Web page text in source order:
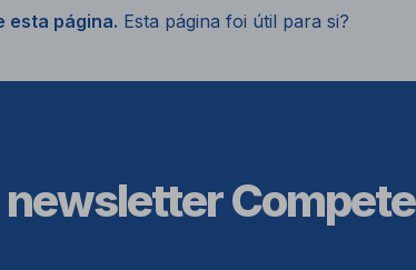
esta página. Esta página foi útil para si?
newsletter Compete